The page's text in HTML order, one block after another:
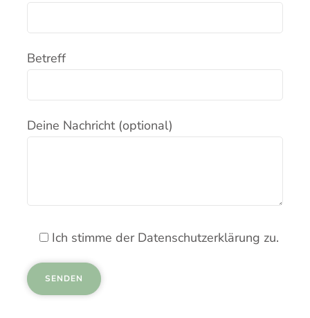
Betreff
Deine Nachricht (optional)
Ich stimme der Datenschutzerklärung zu.